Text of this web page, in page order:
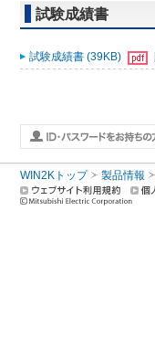
試験成績書
試験成績書 (39KB)
WIN2Kトップ 製品情報